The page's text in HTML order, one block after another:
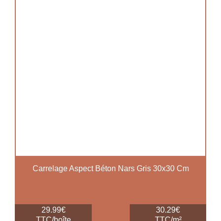
Carrelage Aspect Béton Nars Gris 30x30 Cm
29.99€
30.29€